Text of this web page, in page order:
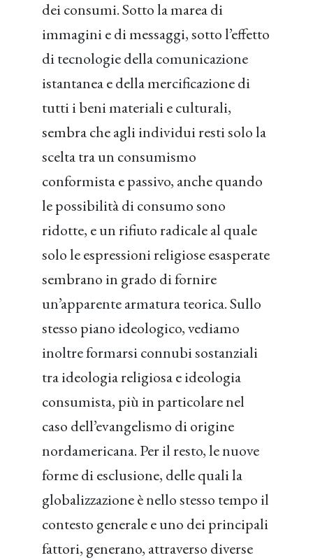
dei consumi. Sotto la marea di
immagini e di messaggi, sotto l’effetto
di tecnologie della comunicazione
istantanea e della mercificazione di
tutti i beni materiali e culturali,
sembra che agli individui resti solo la
scelta tra un consumismo
conformista e passivo, anche quando
le possibilità di consumo sono
ridotte, e un rifiuto radicale al quale
solo le espressioni religiose esasperate
sembrano in grado di fornire
un’apparente armatura teorica. Sullo
stesso piano ideologico, vediamo
inoltre formarsi connubi sostanziali
tra ideologia religiosa e ideologia
consumista, più in particolare nel
caso dell’evangelismo di origine
nordamericana. Per il resto, le nuove
forme di esclusione, delle quali la
globalizzazione è nello stesso tempo il
contesto generale e uno dei principali
fattori, generano, attraverso diverse